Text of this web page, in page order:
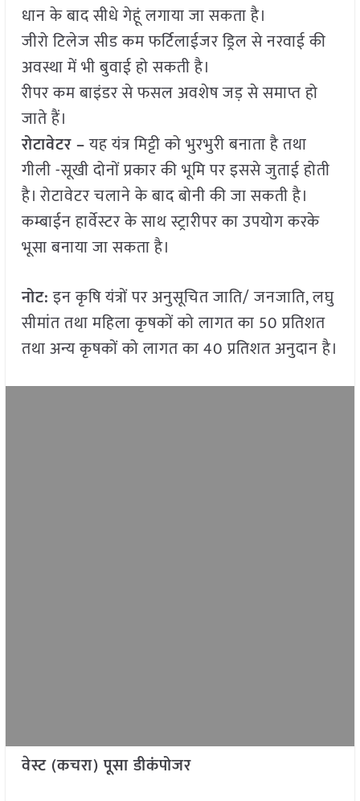
धान के बाद सीधे गेहूं लगाया जा सकता है।
जीरो टिलेज सीड कम फर्टिलाईजर ड्रिल से नरवाई की
अवस्था में भी बुवाई हो सकती है।
रीपर कम बाइंडर से फसल अवशेष जड़ से समाप्त हो
जाते हैं।
रोटावेटर –यह यंत्र मिट्टी को भुरभुरी बनाता है तथा
गीली -सूखी दोनों प्रकार की भूमि पर इससे जुताई होती
है। रोटावेटर चलाने के बाद बोनी की जा सकती है।
कम्बाईन हार्वेस्टर के साथ स्ट्रारीपर का उपयोग करके
भूसा बनाया जा सकता है।
नोट:इन कृषि यंत्रों पर अनुसूचित जाति/ जनजाति, लघु
सीमांत तथा महिला कृषकों को लागत का 50 प्रतिशत
तथा अन्य कृषकों को लागत का 40 प्रतिशत अनुदान है।
वेस्ट (कचरा) पूसा डीकंपोजर